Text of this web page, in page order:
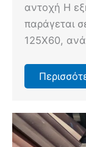
αντοχή Η
παράγεται
125Χ60,